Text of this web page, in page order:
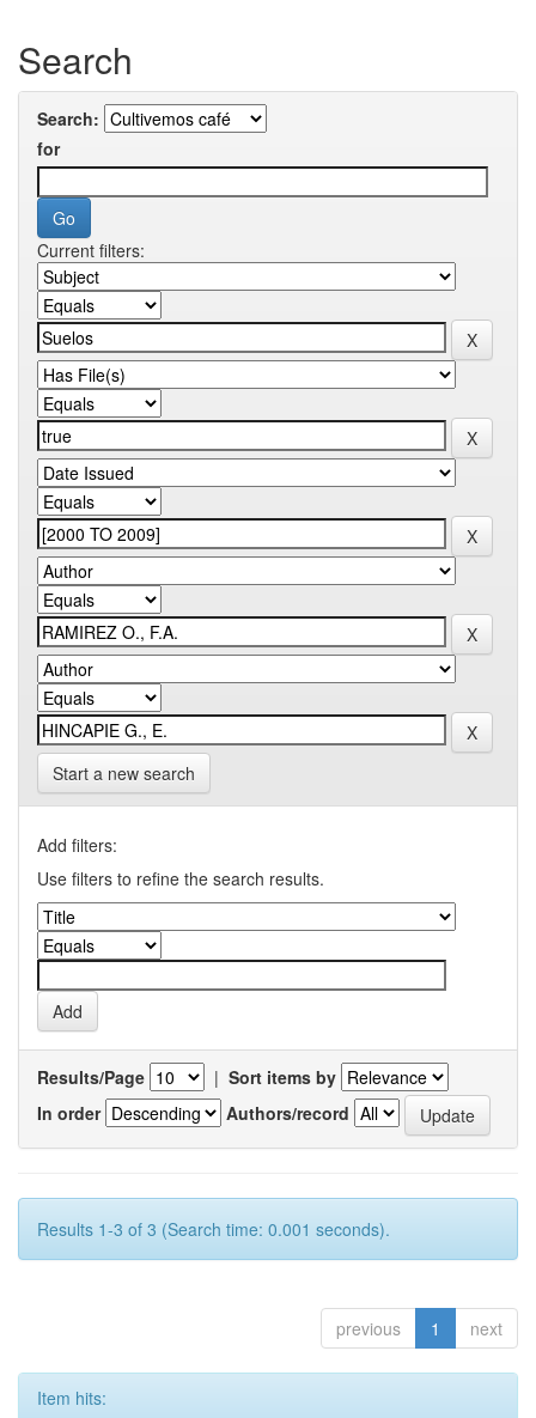
Search
Search:
for
Current filters:
Start a new search
Add filters:
Use filters to refine the search results.
Results/Page | Sort items by
In order
Authors/record
Results 1-3 of 3 (Search time: 0.001 seconds).
previous 1 next
Item hits: